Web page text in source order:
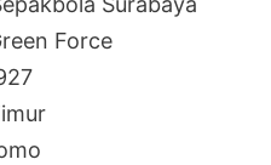
Force